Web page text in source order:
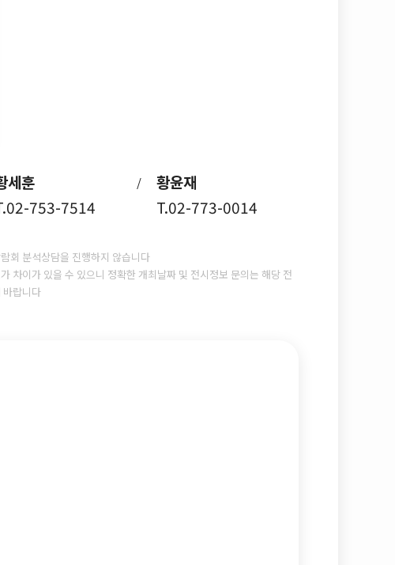
세훈 /
황윤재
753-7514
T.02-773-0014
회 분석상담을 진행하지 않습니다
차이가 있을 수 있으니 정확한 개최날짜 및 전시정보 문의는 해당 전
바랍니다